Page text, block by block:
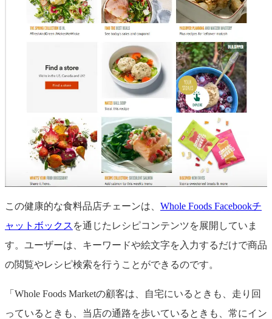
この健康的な食料品店チェーンは、 Whole Foods Facebookチ
ャットボックス を通じたレシピコンテンツを展開していま
す。ユーザーは、キーワードや絵文字を入力するだけで商品
の閲覧やレシピ検索を行うことができるのです。
「Whole Foods Marketの顧客は、自宅にいるときも、走り回
っているときも、当店の通路を歩いているときも、常にイン